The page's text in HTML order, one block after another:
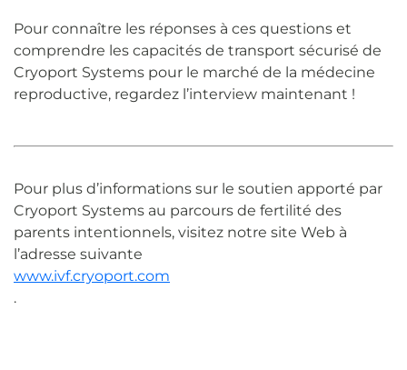
Pour connaître les réponses à ces questions et
comprendre les capacités de transport sécurisé de
Cryoport Systems pour le marché de la médecine
reproductive, regardez l’interview maintenant !
Pour plus d’informations sur le soutien apporté par
Cryoport Systems au parcours de fertilité des
parents intentionnels, visitez notre site Web à
l’adresse suivante
www.ivf.cryoport.com
.